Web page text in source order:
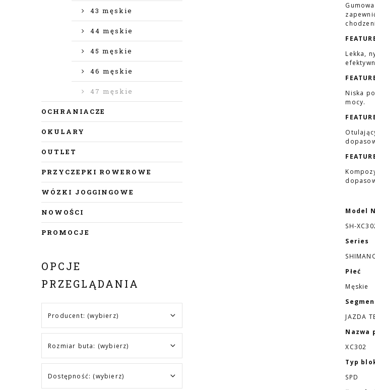
43 męskie
44 męskie
45 męskie
46 męskie
47 męskie
OCHRANIACZE
OKULARY
OUTLET
PRZYCZEPKI ROWEROWE
WÓZKI JOGGINGOWE
NOWOŚCI
PROMOCJE
OPCJE
PRZEGLĄDANIA
Producent: (wybierz)
Rozmiar buta: (wybierz)
Dostępność: (wybierz)
Lekka,
Niska
mocy.
Model
SH-
Series
Płeć
Męskie
JAZDA
Nazwa
XC302
Typ
SPD